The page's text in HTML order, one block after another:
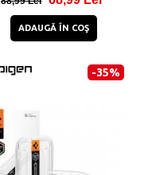
ADAUGĂ ÎN COŞ
-35%